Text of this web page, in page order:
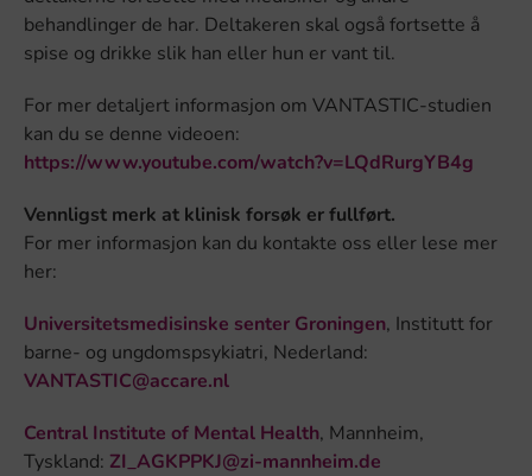
behandlinger de har. Deltakeren skal også fortsette å
spise og drikke slik han eller hun er vant til.
For mer detaljert informasjon om VANTASTIC-studien
kan du se denne videoen:
https://www.youtube.com/watch?v=LQdRurgYB4g
Vennligst merk at klinisk forsøk er fullført.
For mer informasjon kan du kontakte oss eller lese mer
her:
Universitetsmedisinske senter Groningen, Institutt for
barne- og ungdomspsykiatri, Nederland:
VANTASTIC@accare.nl
Central Institute of Mental Health, Mannheim,
Tyskland: ZI_AGKPPKJ@zi-mannheim.de